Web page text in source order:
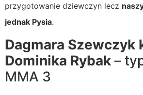
przygotowanie dziewczyn lecz
jednak Pysia.
Dagmara Szewczyk
Dominika Rybak –
MMA 3